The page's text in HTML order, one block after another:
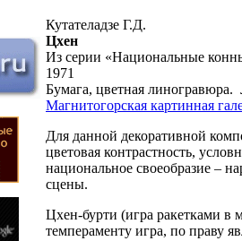
Кутателадзе Г.Д.
Цхен
Из серии «Национальные
1971
Бумага, цветная
Магнитогорская картинная
Для данной декоративной
цветовая контрастность,
национальное своеобразие –
сцены.
Цхен-бурти (игра ракетками в
темпераменту игра, по праву